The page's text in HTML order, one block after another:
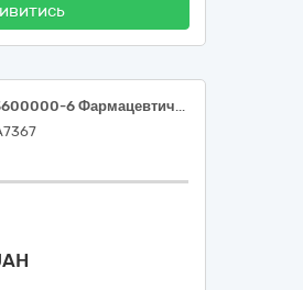
Код ДК 021:2015: 33600000-6 Фармацевтична продукція (АЛМАГЕЛЬ® НЕО (Ordinary salt combinations and antiflatulents); АНТРАЛЬ® (Antral); АРМАДИН® ЛОНГ (Mexidol); АРТИФЛЕКС ПЛЮС (Comb drug); БАКЛОФЕН (Baclofen); ВАЗЕЛІН (Vaseline); ВАЗЕЛІНОВЕ МАСЛО (Vaseline); ВАЗОНІТ (Pentoxifylline); ГЕПТРАЛ® (Ademetionine); ГІДАЗЕПАМ IC® (Hydazepam); ДИМЕКСИД (Dimethyl sulfoxide); ДІАГНОЛ® (Macrogol); ДІОСМЕКТИТ-ЗДОРОВ'Я (Diosmectite); ЕНТЕРОСГЕЛЬ (Mono); ЕПАДОЛ НЕО (Omega-3-triglycerides incl. other esters and acids); ЕТАЦИД (Mometasone); ІНГАЛІПТ-ЗДОРОВ'Я (Comb drug); ІНДОКОЛЛІР® (Indometacin); ІНФЛАРАКС (Comb drug); ЙОГУРТ (Lactic acid producing organisms, combinations); КСЕРОФОРМ (Bismuth tribromophenate); МАГНІКУМ (Comb drug); МЕДЕТРОМ (Dexamethasone and antiinfectives); НУКЛЕО Ц.М.Ф. ФОРТЕ (Comb drug); ПЛЕСТАЗОЛ (Cilostazol); ПРОКТО-ГЛІВЕНОЛ (Other preparations, combinations); СИБУТІН (Oxybutynin); ТІЗАЛУД (Tizanidine); ТРИМІСТИН®-ДАРНИЦЯ (Triamcinolone and antiseptics); ТРИНЕФРОН-ЗДОРОВ'Я (Comb drug); ТРИПЛІКСАМ® (Perindopril, amlodipine and indapamide); ХЛОРОФІЛІПТ (Chlorophyllipt); ЦИНАРИЗИН "ОЗ" (Cinnarizine); КАЛЬЦІЙ-Д3 НІКОМЕД (Comb drug); ОЛСАПРЕС® (Olmesartan medoxomil))